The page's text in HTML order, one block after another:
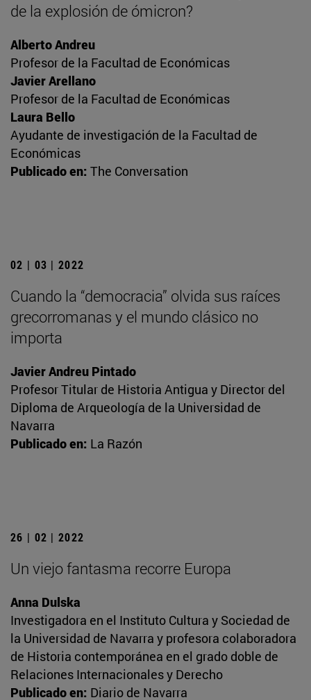
de la explosión de ómicron?
Alberto Andreu
Profesor de la Facultad de Económicas
Javier Arellano
Profesor de la Facultad de Económicas
Laura Bello
Ayudante de investigación de la Facultad de
Económicas
Publicado en: The Conversation
02 | 03 | 2022
Cuando la “democracia” olvida sus raíces
grecorromanas y el mundo clásico no
importa
Javier Andreu Pintado
Profesor Titular de Historia Antigua y Director del
Diploma de Arqueología de la Universidad de
Navarra
Publicado en: La Razón
26 | 02 | 2022
Un viejo fantasma recorre Europa
Anna Dulska
Investigadora en el Instituto Cultura y Sociedad de
la Universidad de Navarra y profesora colaboradora
de Historia contemporánea en el grado doble de
Relaciones Internacionales y Derecho
Publicado en: Diario de Navarra